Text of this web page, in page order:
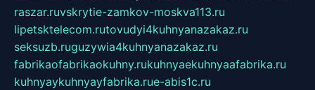
raszar.ruvskrytie-zamkov-moskva113.ru
lipetsktelecom.rutovudyi4kuhnyanazakaz.ru
seksuzb.ruguzywia4kuhnyanazakaz.ru
fabrikaofabrikaokuhny.rukuhnyaekuhnyaafabrika.ru
kuhnyaykuhnyayfabrika.rue-abis1c.ru